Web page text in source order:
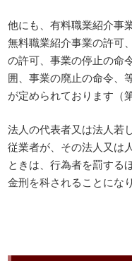
他にも、有料職業紹介事
無料職業紹介事業の許可
の許可、事業の停止の命
囲、事業の廃止の命令、
が定められております（
法人の代表者又は法人若
従業者が、その法人又は
ときは、行為者を罰する
金刑を科されることにな